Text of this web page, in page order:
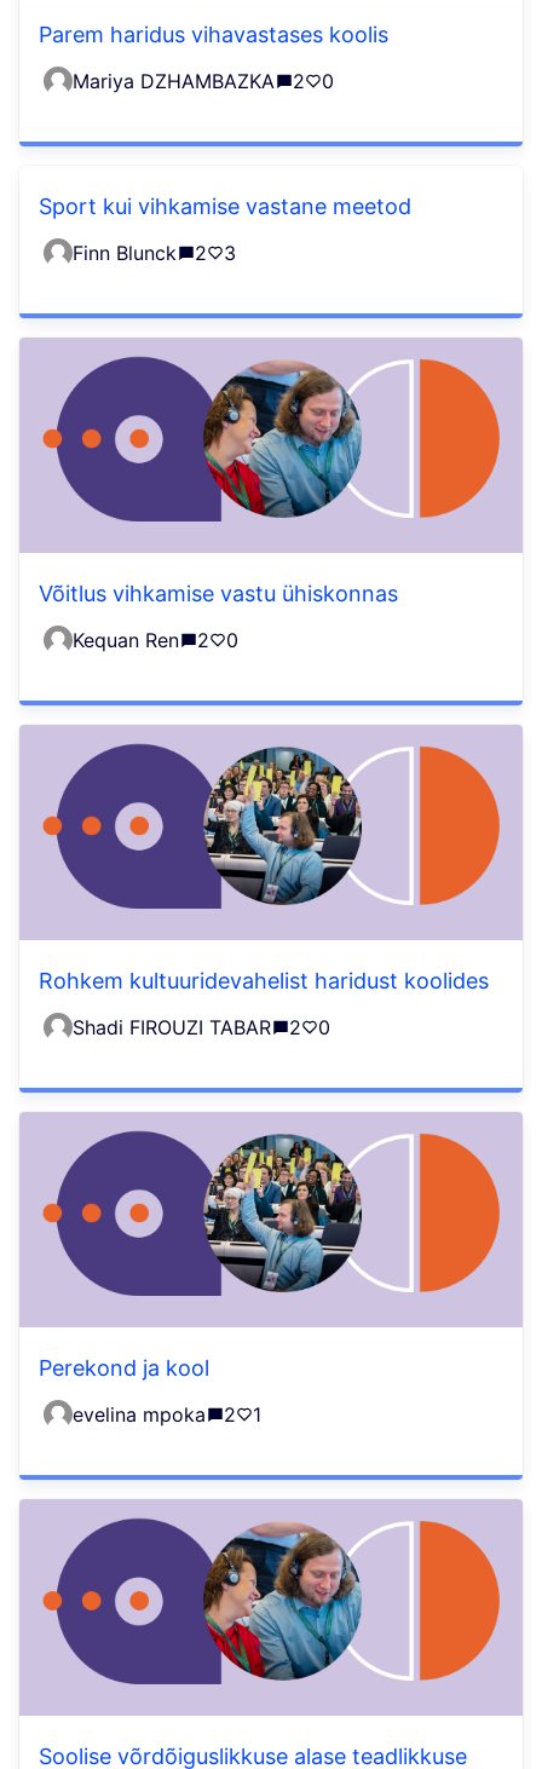
Parem haridus vihavastases koolis
Mariya DZHAMBAZKA 2 0
Sport kui vihkamise vastane meetod
Finn Blunck 2 3
Võitlus vihkamise vastu ühiskonnas
Kequan Ren 2 0
Rohkem kultuuridevahelist haridust koolides
Shadi FIROUZI TABAR 2 0
Perekond ja kool
evelina mpoka 2 1
Soolise võrdõiguslikkuse alase teadlikkuse